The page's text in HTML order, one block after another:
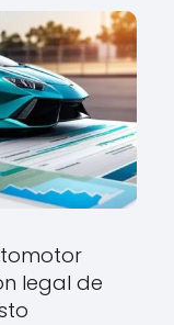
legal de